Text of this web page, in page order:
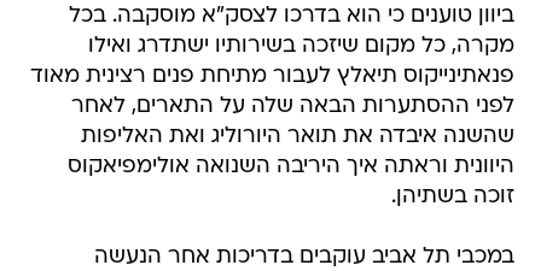
ביוון טוענים כי הוא בדרכו לצסק"א מוסקבה. בכל
מקרה, כל מקום שיזכה בשירותיו ישתדרג ואילו
פנאתינייקוס תיאלץ לעבור מתיחת פנים רצינית מאוד
לפני ההסתערות הבאה שלה על התארים, לאחר
שהשנה איבדה את תואר היורוליג ואת האליפות
היוונית וראתה איך היריבה השנואה אולימפיאקוס
זוכה בשתיהן.
במכבי תל אביב עוקבים בדריכות אחר הנעשה